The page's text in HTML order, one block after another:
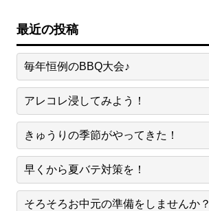
最近の投稿
毎年恒例のBBQ大会♪
アレコレ浸してみよう！
きゅうりの季節がやってきた！
早くから夏バテ対策を！
そろそろお中元の準備をしませんか？